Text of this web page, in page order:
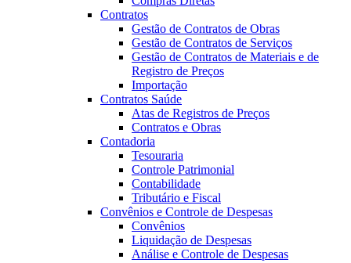
Contratos
Gestão de Contratos de Obras
Gestão de Contratos de Serviços
Gestão de Contratos de Materiais e de
Registro de Preços
Importação
Contratos Saúde
Atas de Registros de Preços
Contratos e Obras
Contadoria
Tesouraria
Controle Patrimonial
Contabilidade
Tributário e Fiscal
Convênios e Controle de Despesas
Convênios
Liquidação de Despesas
Análise e Controle de Despesas